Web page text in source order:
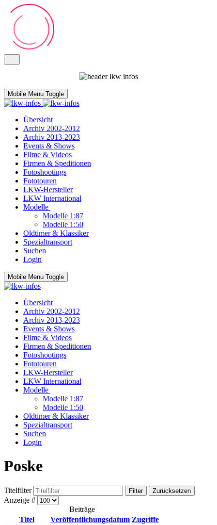
Mobile Menu Toggle
Übersicht
Archiv 2002-2012
Archiv 2013-2023
Events & Shows
Filme & Videos
Firmen & Speditionen
Fotoshootings
Fototouren
LKW-Hersteller
LKW International
Modelle
Modelle 1:87
Modelle 1:50
Oldtimer & Klassiker
Spezialtransport
Suchen
Login
Mobile Menu Toggle
Übersicht
Archiv 2002-2012
Archiv 2013-2023
Events & Shows
Filme & Videos
Firmen & Speditionen
Fotoshootings
Fototouren
LKW-Hersteller
LKW International
Modelle
Modelle 1:87
Modelle 1:50
Oldtimer & Klassiker
Spezialtransport
Suchen
Login
Poske
Titelfilter Filter Zurücksetzen
Anzeige #
Beiträge
Titel
Veröffentlichungsdatum Zugriffe